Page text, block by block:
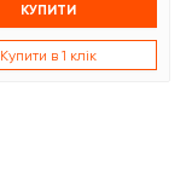
КУПИТИ
Купити в 1 клік